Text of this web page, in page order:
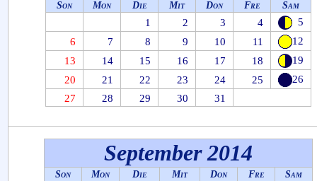
Son Mon Die Mit Don Fre Sam
1 2 3 4
5
6
7 8 9 10 11
12
13
14 15 16 17 18
19
20
21 22 23 24 25
26
27
28 29 30 31
September 2014
Son Mon Die Mit Don Fre Sam